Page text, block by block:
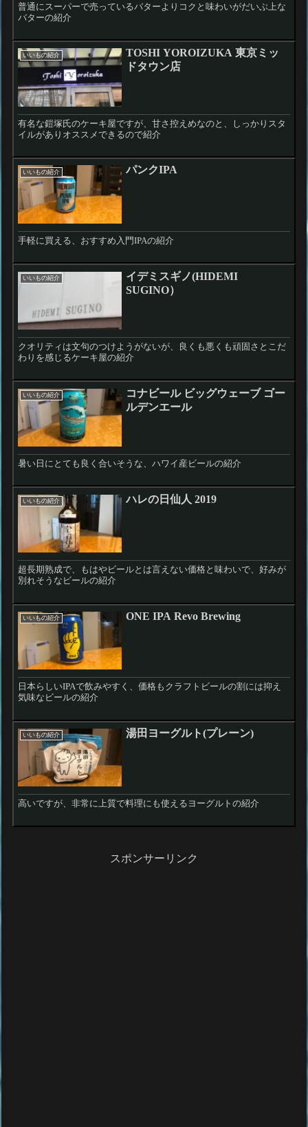
普通にスーパーで売っているバターよりコクと味わいがだいぶ上な
バターの紹介
いいもの紹介
TOSHI YOROIZUKA 東京ミッ
ドタウン店
有名な鎧塚氏のケーキ屋ですが、甘さ控えめなのと、しっかりスタ
イルがありオススメできるので紹介
いいもの紹介 パンクIPA
手軽に買える、おすすめ入門IPAの紹介
いいもの紹介
イデミスギノ(HIDEMI
SUGINO）
クオリティは文句のつけようがないが、良くも悪くも頑固さとこだ
わりを感じるケーキ屋の紹介
いいもの紹介
コナビール ビッグウェーブ ゴー
ルデンエール
暑い日にとても良く合いそうな、ハワイ産ビールの紹介
いいもの紹介 ハレの日仙人 2019
超長期熟成で、もはやビールとは言えない価格と味わいで、好みが
別れそうなビールの紹介
いいもの紹介 ONE IPA Revo Brewing
日本らしいIPAで飲みやすく、価格もクラフトビールの割には抑え
気味なビールの紹介
いいもの紹介 湯田ヨーグルト(プレーン)
高いですが、非常に上質で料理にも使えるヨーグルトの紹介
スポンサーリンク